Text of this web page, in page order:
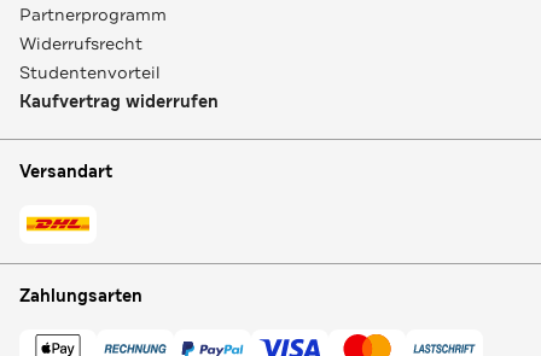
Partnerprogramm
Widerrufsrecht
Studentenvorteil
Kaufvertrag widerrufen
Versandart
Zahlungsarten